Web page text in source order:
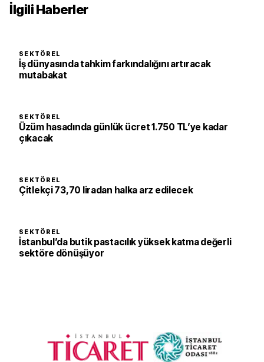
İlgili Haberler
SEKTÖREL
İş dünyasında tahkim farkındalığını artıracak
mutabakat
SEKTÖREL
Üzüm hasadında günlük ücret 1.750 TL’ye kadar
çıkacak
SEKTÖREL
Çitlekçi 73,70 liradan halka arz edilecek
SEKTÖREL
İstanbul’da butik pastacılık yüksek katma değerli
sektöre dönüşüyor